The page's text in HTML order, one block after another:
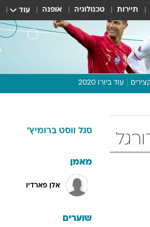
תיירות טכנולוגיה אופנה עוד
עוד ביורו 2020
תכנית היורו
לוח תוצאות
מגזין
דעות ופרשנויות
סגל ווסט ברומיץ'
מאמן
אלן פארדיו
שוערים